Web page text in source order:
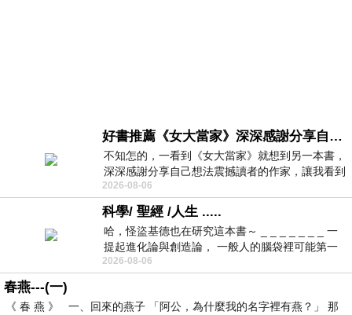
好書推薦《女大當家》深深感謝分享自己想法震撼讀者的作家，讓我看到不同樣貌的家庭！
不知怎的，一看到《女大當家》就想到另一本書，
深深感謝分享自己想法震撼讀者的作家，讓我看到
不同樣貌的家庭！ 《女大
2026-08-06
科學/ 聖經 /人生 .....
哈，怪盜基德也在研究這本書～ _ _ _ _ _ _ _ 一
提起進化論與創造論， 一般人的腦袋裡可能第一
時間就有「 進化論很科
2026-08-06
春燕---(一)
《 春 燕 》 一、回來的燕子 「阿公，為什麼我的名字裡有燕？」 那